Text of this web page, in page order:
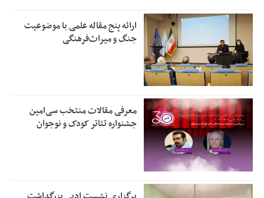
ارائه پنج مقاله علمی با موضوعیت
جنگ و میراث‌فرهنگی
معرفی مقالات منتخب سی‌امین
جشنواره تئاتر کودک و نوجوان